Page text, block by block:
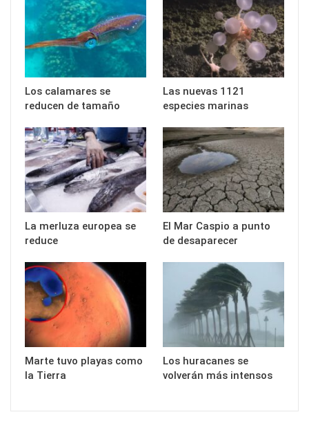
Los calamares se
reducen de tamaño
Las nuevas 1121
especies marinas
La merluza europea se
reduce
El Mar Caspio a punto
de desaparecer
Marte tuvo playas como
la Tierra
Los huracanes se
volverán más intensos